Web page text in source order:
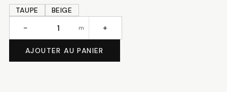
TAUPE
BEIGE
Dentelle
− m +
AJOUTER AU PANIER